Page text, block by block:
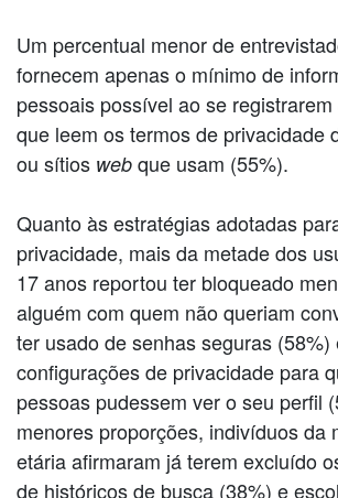
Um percentual menor de
fornecem apenas o mínimo de
pessoais possível ao se registrarem
que leem os termos de privacidade
ou sítios web que usam (55%).
Quanto às estratégias adotadas
privacidade, mais da metade dos
17 anos reportou ter bloqueado
alguém com quem não queriam
ter usado de senhas seguras (58%)
configurações de privacidade para
pessoas pudessem ver o seu perfil
menores proporções, indivíduos da
etária afirmaram já terem excluído
de históricos de busca (38%) e